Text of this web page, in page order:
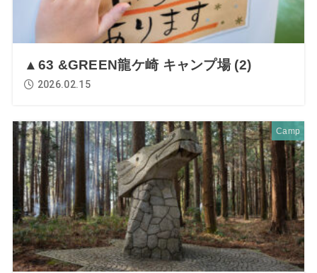
▲63 &GREEN龍ケ崎 キャンプ場 (2)
2026.02.15
Camp